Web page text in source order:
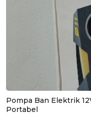
Pompa Ban Elektrik
Portabel